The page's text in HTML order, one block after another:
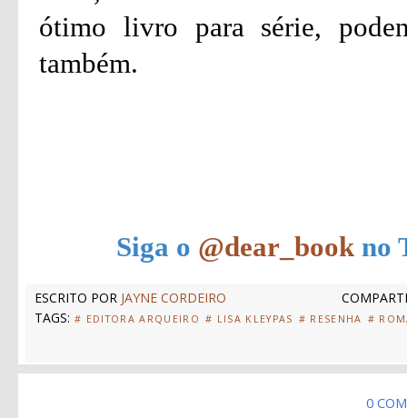
ótimo livro para série,
também.
Siga o @dear_bookno
ESCRITO POR JAYNE CORDEIRO
TAGS: # EDITORA ARQUEIRO # LISA KLEYPAS # RESENHA #
0